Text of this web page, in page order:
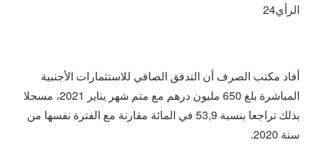
الرأي24
أفاد مكتب الصرف أن التدفق الصافي للاستثمارات الأجنبية
المباشرة بلغ 650 مليون درهم مع متم شهر يناير 2021، مسجلا
بذلك تراجعا بنسبة 53,9 في المائة مقارنة مع الفترة نفسها من
سنة 2020.